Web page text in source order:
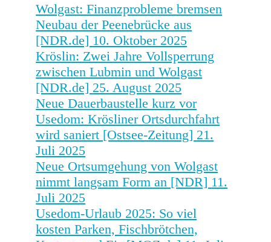
Wolgast: Finanzprobleme bremsen
Neubau der Peenebrücke aus
[NDR.de] 10. Oktober 2025
Kröslin: Zwei Jahre Vollsperrung
zwischen Lubmin und Wolgast
[NDR.de] 25. August 2025
Neue Dauerbaustelle kurz vor
Usedom: Krösliner Ortsdurchfahrt
wird saniert [Ostsee-Zeitung] 21.
Juli 2025
Neue Ortsumgehung von Wolgast
nimmt langsam Form an [NDR] 11.
Juli 2025
Usedom-Urlaub 2025: So viel
kosten Parken, Fischbrötchen,